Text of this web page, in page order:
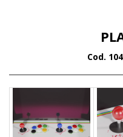
Cod.